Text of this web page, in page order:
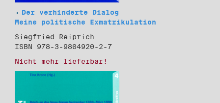
Der verhinderte Dialog
Meine politische Exmatrikulation
Siegfried Reiprich
ISBN 978-3-9804920-2-7
Nicht mehr lieferbar!